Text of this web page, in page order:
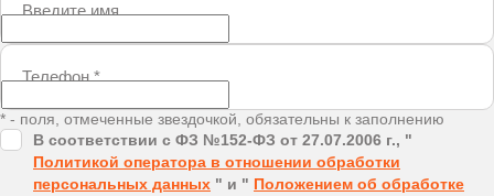
Введите имя
Телефон*
* - поля, отмеченные звездочкой, обязательны к заполнению
В соответствии с ФЗ №152-ФЗ от 27.07.2006 г., "
Политикой оператора в отношении обработки
персональных данных " и " Положением об обработке